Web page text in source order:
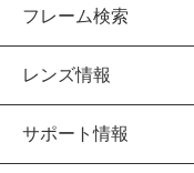
フレーム検索
レンズ情報
サポート情報